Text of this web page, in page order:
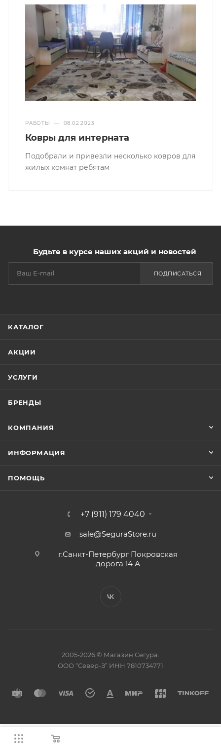
РАБОТЫ — 08.02.2023
Ковры для интерната
Подобрали и привезли несколько ковров для
жилых комнат ребятам
Будьте в курсе наших акций и новостей
ПОДПИСАТЬСЯ
КАТАЛОГ
АКЦИИ
УСЛУГИ
БРЕНДЫ
КОМПАНИЯ
ИНФОРМАЦИЯ
ПОМОЩЬ
+7 (911) 179 4040
sale@SeguraStore.ru
г.Санкт-Петербург Покровская
дорога 14 А
2005-2026 © Магазин Сегура.
ООО “Север-З” ИНН 7810734771